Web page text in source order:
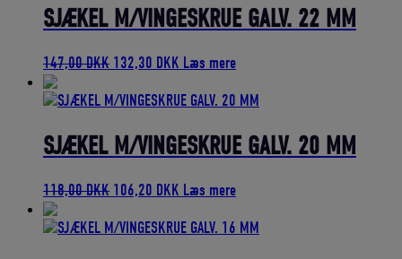
18,00 DKK.16,20 DKK.
SJÆKEL M/VINGESKRUE GALV. 22 MM
147,00DKK Den
pris
147,00 DKK.
132,30 DKK Den
pris
132,30 DKK.
Læs mere
SJÆKEL M/VINGESKRUE GALV. 20 MM
118,00DKK Den
pris
106,20 DKK Den
pris
Læs mere